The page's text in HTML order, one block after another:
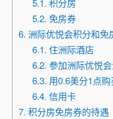
5.1. 积分房
5.2. 免房券
6. 洲际优悦会积分和免
6.1. 住洲际酒店
6.2. 参加洲际优悦
6.3. 用0.6美分1点
6.4. 信用卡
7. 积分房免房券的待遇